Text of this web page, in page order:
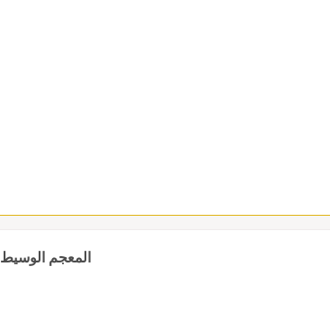
المعجم الوسيط